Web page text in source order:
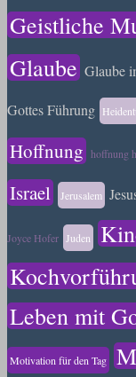
Geistliche
Glaube Glaube
Gottes Führung
Hoffnung hoffnung
Israel
Jerusalem
Joyce Hofer Juden
Leben mit
Motivation für den Tag